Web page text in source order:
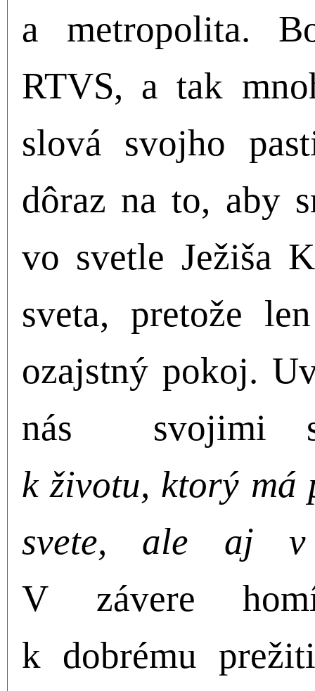
a metropolita.
RTVS, a tak
slová svojho
dôraz na to, aby
vo svetle Ježiša
sveta, pretože
ozajstný pokoj.
nás svojimi
k životu, ktorý má
svete, ale aj v
V závere
k dobrému